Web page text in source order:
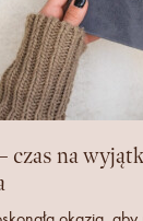
czas na